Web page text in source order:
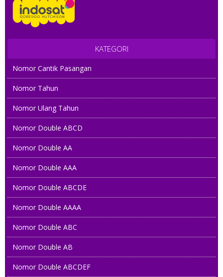
KATEGORI
Nomor Cantik Pasangan
Nomor Tahun
Nomor Ulang Tahun
Nomor Double ABCD
Nomor Double AA
Nomor Double AAA
Nomor Double ABCDE
Nomor Double AAAA
Nomor Double ABC
Nomor Double AB
Nomor Double ABCDEF